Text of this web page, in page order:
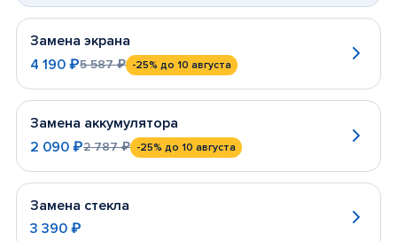
Замена экрана
4 190 ₽5 587 ₽ -25% до 10 августа
Замена аккумулятора
2 090 ₽2 787 ₽ -25% до 10 августа
Замена стекла
3 390 ₽